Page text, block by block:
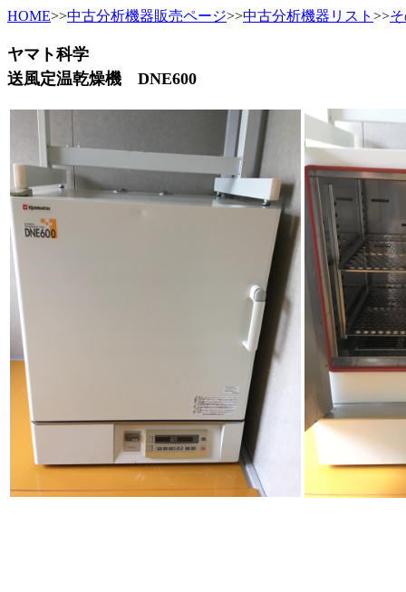
HOME>>中古分析機器販売ページ>>中古分析機器リスト >>
ヤマト科学
送風定温乾燥機 DNE600